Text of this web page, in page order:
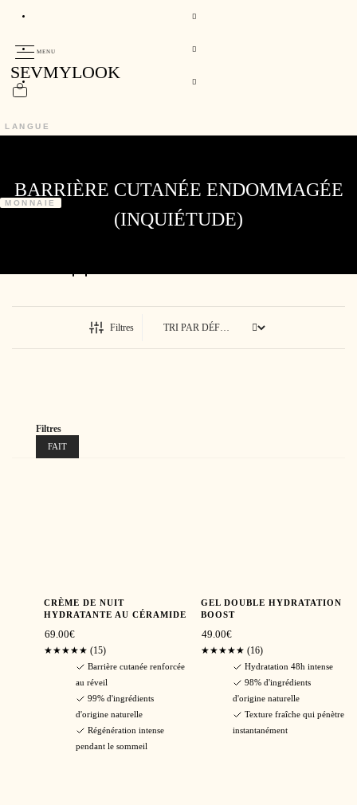
LANGUE
MONNAIE
MENU
SEVMYLOOK
BARRIÈRE CUTANÉE ENDOMMAGÉE
(INQUIÉTUDE)
Filtres
Filtres
FAIT
CRÈME DE NUIT
HYDRATANTE AU CÉRAMIDE
69.00€
★★★★★ (15)
Barrière cutanée renforcée
au réveil
99% d'ingrédients
d'origine naturelle
Régénération intense
pendant le sommeil
GEL DOUBLE HYDRATATION
BOOST
49.00€
★★★★★ (16)
Hydratation 48h intense
98% d'ingrédients
d'origine naturelle
Texture fraîche qui pénètre
instantanément